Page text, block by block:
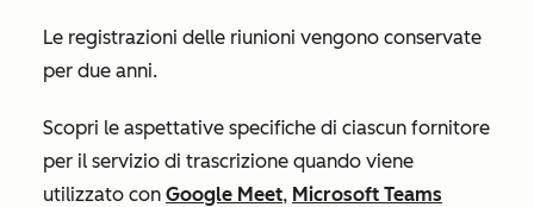
Le registrazioni delle riunioni vengono conservate
per due anni.
Scopri le aspettative specifiche di ciascun fornitore
per il servizio di trascrizione quando viene
utilizzato con Google Meet, Microsoft Teams